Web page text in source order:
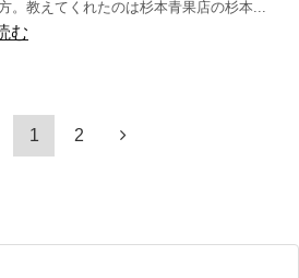
。教えてくれたのは杉本青果店の杉本...
む
1 2